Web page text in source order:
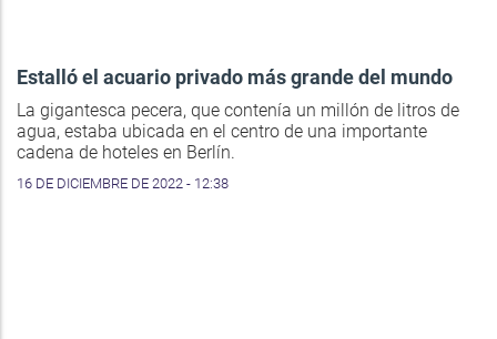
Estalló el acuario privado más grande del mundo
La gigantesca pecera, que contenía un millón de litros de
agua, estaba ubicada en el centro de una importante
cadena de hoteles en Berlín.
16 DE DICIEMBRE DE 2022 - 12:38